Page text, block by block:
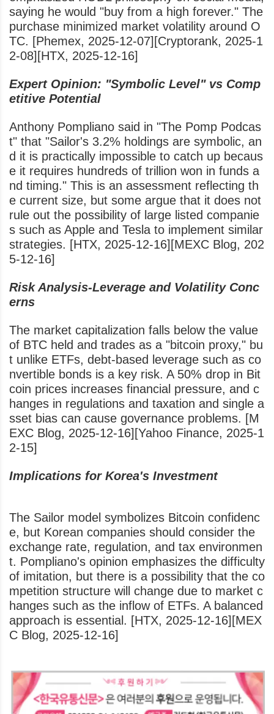
saying he would "buy from a high forever." The
purchase minimized market volatility around O
TC. [Phemex, 2025-12-07][Cryptorank, 2025-1
2-08][HTX, 2025-12-16]
Expert Opinion: "Symbolic Level" vs Comp
etitive Potential
Anthony Pompliano said in "The Pomp Podcas
t" that "Sailor's 3.2% holdings are symbolic, an
d it is practically impossible to catch up becaus
e it requires hundreds of trillion won in funds a
nd timing." This is an assessment reflecting th
e current size, but some argue that it does not
rule out the possibility of large listed companie
s such as Apple and Tesla to implement similar
strategies. [HTX, 2025-12-16][MEXC Blog, 202
5-12-16]
Risk Analysis-Leverage and Volatility Conc
erns
The market capitalization falls below the value
of BTC held and trades as a "bitcoin proxy," bu
t unlike ETFs, debt-based leverage such as co
nvertible bonds is a key risk. A 50% drop in Bit
coin prices increases financial pressure, and c
hanges in regulations and taxation and single a
sset bias can cause governance problems. [M
EXC Blog, 2025-12-16][Yahoo Finance, 2025-1
2-15]
Implications for Korea's Investment
The Sailor model symbolizes Bitcoin confidenc
e, but Korean companies should consider the
exchange rate, regulation, and tax environmen
t. Pompliano's opinion emphasizes the difficulty
of imitation, but there is a possibility that the co
mpetition structure will change due to market c
hanges such as the inflow of ETFs. A balanced
approach is essential. [HTX, 2025-12-16][MEX
C Blog, 2025-12-16]